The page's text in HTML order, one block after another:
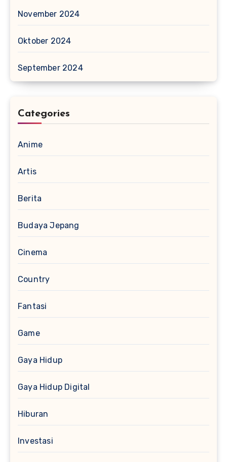
November 2024
Oktober 2024
September 2024
Categories
Anime
Artis
Berita
Budaya Jepang
Cinema
Country
Fantasi
Game
Gaya Hidup
Gaya Hidup Digital
Hiburan
Investasi